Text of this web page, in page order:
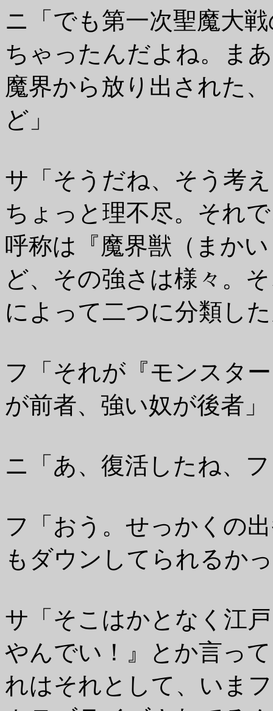
ニ「でも第一次聖魔大
ちゃったんだよね。ま
魔界から放り出された
ど」
サ「そうだね、そう考
ちょっと理不尽。それ
呼称は『魔界獣（まか
ど、その強さは様々。
によって二つに分類し
フ「それが『モンスタ
が前者、強い奴が後者」
ニ「あ、復活したね、
フ「おう。せっかくの
もダウンしてられるか
サ「そこはかとなく江
やんでい！』とか言っ
れはそれとして、いま